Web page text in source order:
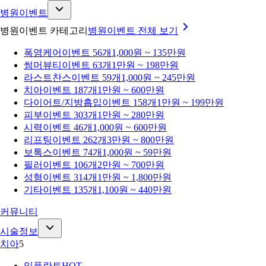
병원이벤트
병원이벤트 카테고리 병원이벤트 전체 보기
폭염케어 이벤트 56개 1,000원 ~ 135만원
썸머뷰티 이벤트 63개 1만원 ~ 198만원
라스트찬스이벤트 59개 1,000원 ~ 245만원
치아이벤트 187개 1만원 ~ 600만원
다이어트/지방흡입이벤트 158개 1만원 ~ 199만원
피부이벤트 303개 1만원 ~ 280만원
시력이벤트 46개 1,000원 ~ 600만원
리프팅이벤트 262개3만원 ~ 800만원
보톡스이벤트 74개 1,000원 ~ 59만원
필러 이벤트 106개 2만원 ~ 700만원
성형이벤트 314개 1만원 ~ 1,800만원
기타이벤트 135개 1,100원 ~ 440만원
커뮤니티
시술정보
치아5